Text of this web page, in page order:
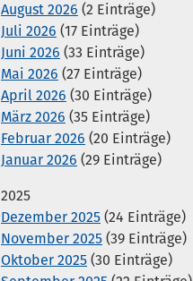
August 2026 (2 Einträge)
Juli 2026 (17 Einträge)
Juni 2026 (33 Einträge)
Mai 2026 (27 Einträge)
April 2026 (30 Einträge)
März 2026 (35 Einträge)
Februar 2026 (20 Einträge)
Januar 2026 (29 Einträge)
2025
Dezember 2025 (24 Einträge)
November 2025 (39 Einträge)
Oktober 2025 (30 Einträge)